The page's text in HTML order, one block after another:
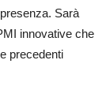
Sarà
innovative che
precedenti